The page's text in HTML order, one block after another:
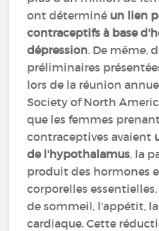
ont déterminé un lien
contraceptifs à base
dépression. De même,
préliminaires
lors de la réunion
Society of North
que les femmes
contraceptives avaient
de l'hypothalamus, la
produit des hormones
corporelles
de sommeil, l'appétit,
cardiaque. Cette